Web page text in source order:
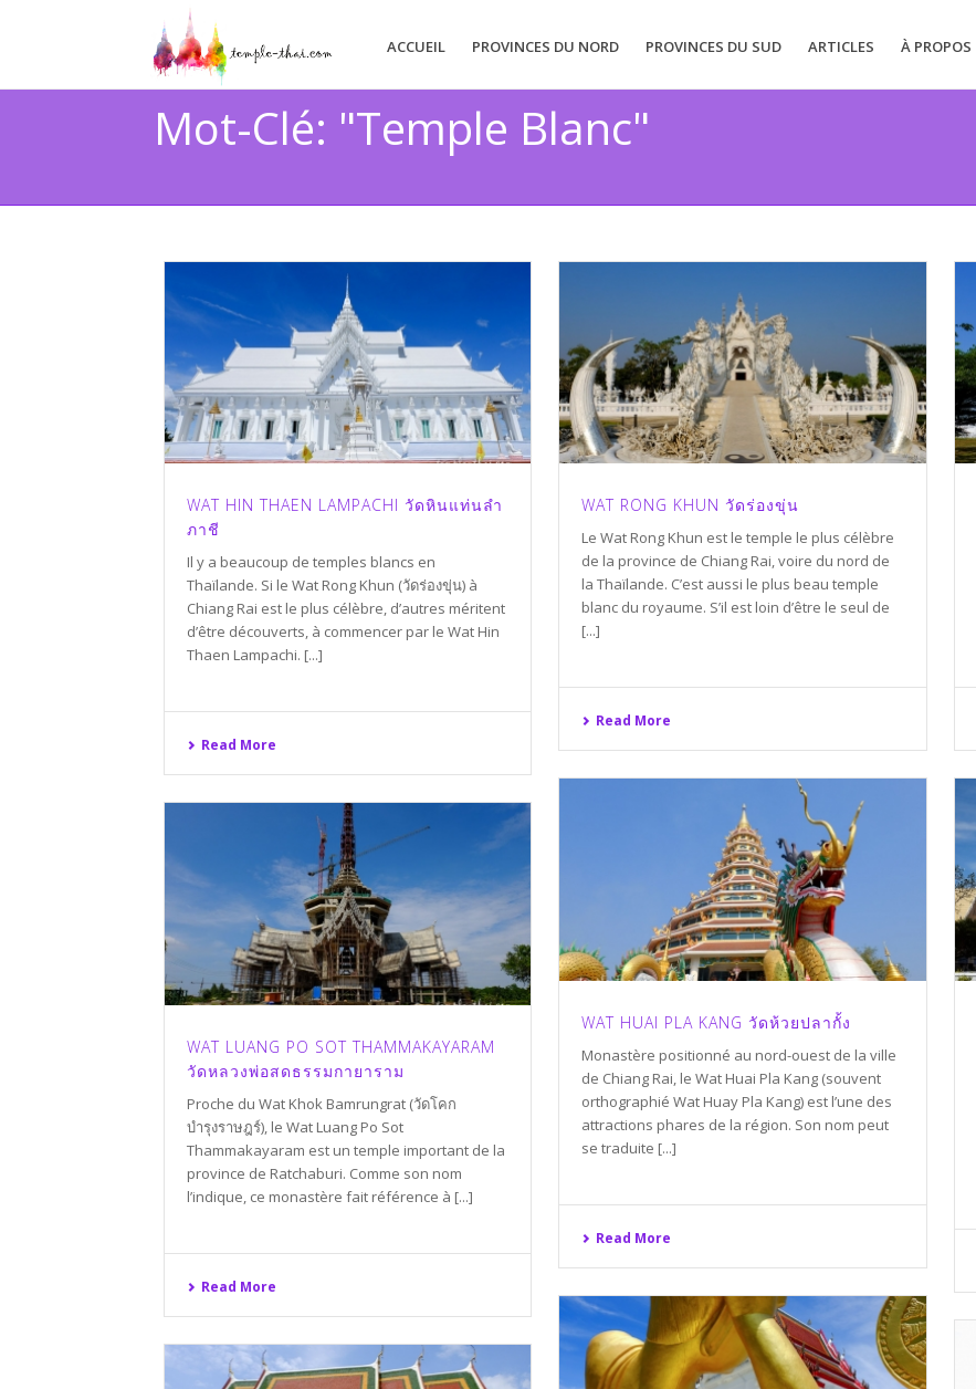
ACCUEIL PROVINCES DU NORD PROVINCES DU SUD ARTICLES À PROPOS
Mot-Clé: "Temple Blanc"
WAT HIN THAEN LAMPACHI วัดหินแท่นลำ
ภาชี
Il y a beaucoup de temples blancs en
Thaïlande. Si le Wat Rong Khun (วัดร่องขุ่น) à
Chiang Rai est le plus célèbre, d’autres méritent
d’être découverts, à commencer par le Wat Hin
Thaen Lampachi. [...]
Read More
WAT RONG KHUN วัดร่องขุ่น
Le Wat Rong Khun est le temple le plus célèbre
de la province de Chiang Rai, voire du nord de
la Thaïlande. C’est aussi le plus beau temple
blanc du royaume. S’il est loin d’être le seul de
[...]
Read More
WAT HUAI PLA KANG วัดห้วยปลากั้ง
Monastère positionné au nord-ouest de la ville
de Chiang Rai, le Wat Huai Pla Kang (souvent
orthographié Wat Huay Pla Kang) est l’une des
attractions phares de la région. Son nom peut
se traduite [...]
Read More
WAT LUANG PO SOT THAMMAKAYARAM
วัดหลวงพ่อสดธรรมกายาราม
Proche du Wat Khok Bamrungrat (วัดโคก
บำรุงราษฎร์), le Wat Luang Po Sot
Thammakayaram est un temple important de la
province de Ratchaburi. Comme son nom
l’indique, ce monastère fait référence à [...]
Read More